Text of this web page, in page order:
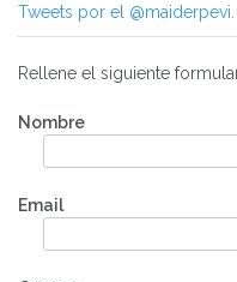
Tweets por el @maiderpevi.
Rellene el siguiente
Nombre
Email